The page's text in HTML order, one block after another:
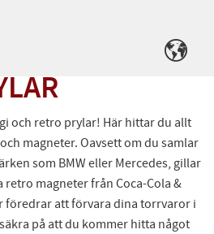
och retro prylar! Här hittar du allt
magneter. Oavsett om du samlar
som BMW eller Mercedes, gillar
magneter från Coca-Cola &
föredrar att förvara dina torrvaror i
på att du kommer hitta något